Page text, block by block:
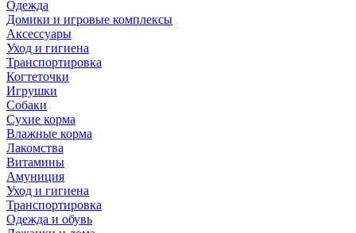
Одежда
Домики и игровые комплексы
Аксессуары
Уход и гигиена
Транспортировка
Когтеточки
Игрушки
Собаки
Сухие корма
Влажные корма
Лакомства
Витамины
Амуниция
Уход и гигиена
Транспортировка
Одежда и обувь